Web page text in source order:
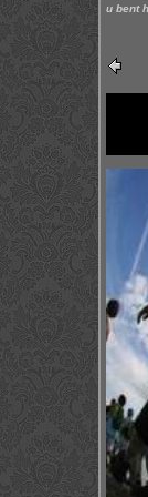
u bent